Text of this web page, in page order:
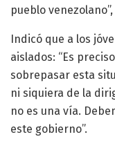
pueblo
Indicó que a los
aislados: “Es
sobrepasar esta
ni siquiera de la
no es una vía.
este gobierno”.